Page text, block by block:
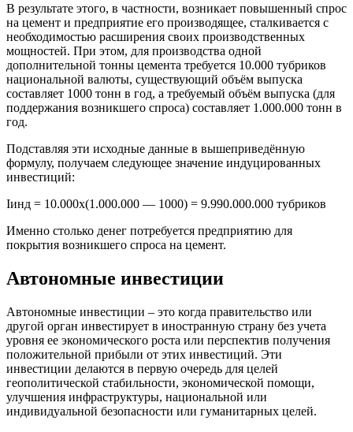
В результате этого, в частности, возникает повышенный спрос
на цемент и предприятие его производящее, сталкивается с
необходимостью расширения своих производственных
мощностей. При этом, для производства одной
дополнительной тонны цемента требуется 10.000 тубриков
национальной валюты, существующий объём выпуска
составляет 1000 тонн в год, а требуемый объём выпуска (для
поддержания возникшего спроса) составляет 1.000.000 тонн в
год.
Подставляя эти исходные данные в вышеприведённую
формулу, получаем следующее значение индуцированных
инвестиций:
Iинд = 10.000х(1.000.000 — 1000) = 9.990.000.000 тубриков
Именно столько денег потребуется предприятию для
покрытия возникшего спроса на цемент.
Автономные инвестиции
Автономные инвестиции – это когда правительство или
другой орган инвестирует в иностранную страну без учета
уровня ее экономического роста или перспектив получения
положительной прибыли от этих инвестиций. Эти
инвестиции делаются в первую очередь для целей
геополитической стабильности, экономической помощи,
улучшения инфраструктуры, национальной или
индивидуальной безопасности или гуманитарных целей.